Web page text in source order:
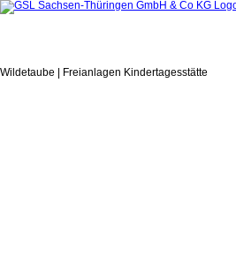
Wildetaube | Freianlagen Kindertagesstätte